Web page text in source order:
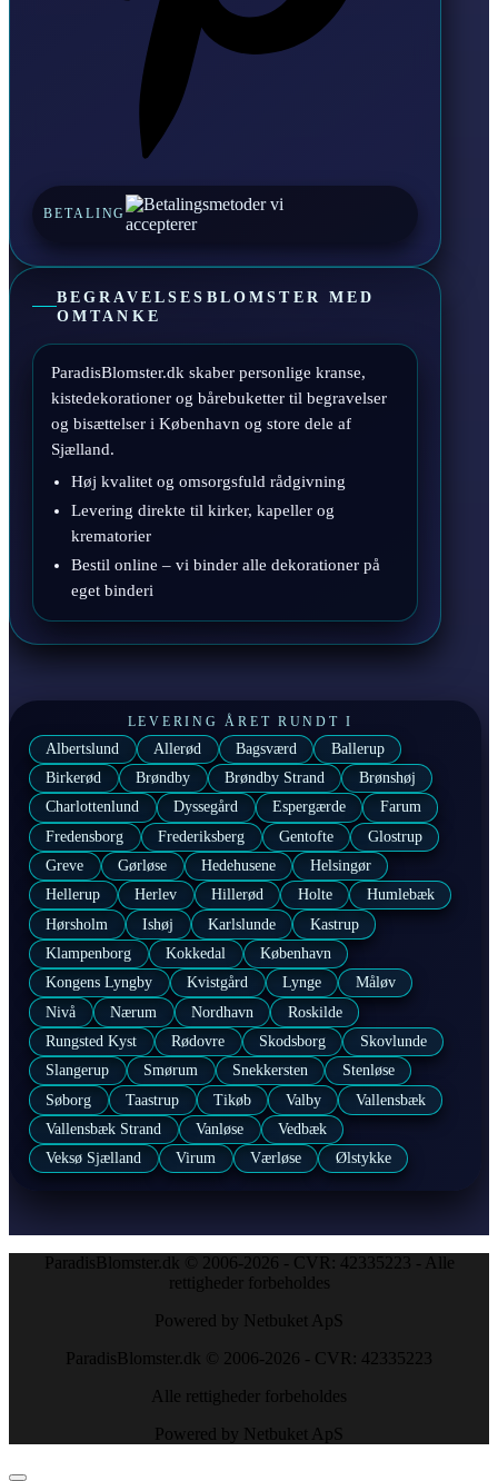
BETALING
BEGRAVELSESBLOMSTER MED
OMTANKE
ParadisBlomster.dk skaber personlige kranse,
kistedekorationer og bårebuketter til begravelser
og bisættelser i København og store dele af
Sjælland.
Høj kvalitet og omsorgsfuld rådgivning
Levering direkte til kirker, kapeller og
krematorier
Bestil online – vi binder alle dekorationer på
eget binderi
LEVERING ÅRET RUNDT I
Albertslund Allerød Bagsværd
Ballerup
Birkerød
Brøndby Brøndby Strand
Brønshøj
Charlottenlund
Dyssegård Espergærde
Farum
Fredensborg
Frederiksberg Gentofte
Glostrup
Greve
Gørløse Hedehusene
Helsingør
Hellerup
Herlev Hillerød Holte
Humlebæk
Hørsholm
Ishøj Karlslunde
Kastrup
Klampenborg
Kokkedal
København
Kongens Lyngby
Kvistgård Lynge
Måløv
Nivå
Nærum Nordhavn
Roskilde
Rungsted Kyst
Rødovre Skodsborg
Skovlunde
Slangerup
Smørum Snekkersten
Stenløse
Søborg
Taastrup Tikøb Valby
Vallensbæk
Vallensbæk Strand
Vanløse
Vedbæk
Veksø Sjælland
Virum Værløse Ølstykke
ParadisBlomster.dk © 2006-2026 - CVR: 42335223 - Alle
rettigheder forbeholdes
Powered by Netbuket ApS
ParadisBlomster.dk © 2006-2026 - CVR: 42335223
Alle rettigheder forbeholdes
Powered by Netbuket ApS